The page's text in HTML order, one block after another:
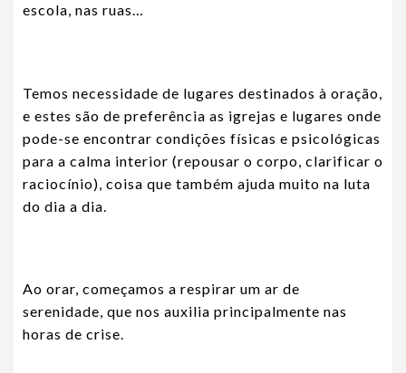
escola, nas ruas…
Temos necessidade de lugares destinados à oração,
e estes são de preferência as igrejas e lugares onde
pode-se encontrar condições físicas e psicológicas
para a calma interior (repousar o corpo, clarificar o
raciocínio), coisa que também ajuda muito na luta
do dia a dia.
Ao orar, começamos a respirar um ar de
serenidade, que nos auxilia principalmente nas
horas de crise.